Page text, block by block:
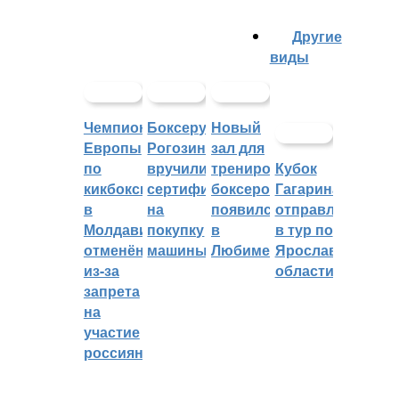
Чемпионат
Европы
по
кикбоксингу
в
Молдавии
отменён
из-за
запрета
на
участие
россиян
Боксеру
Рогозину
вручили
сертификат
на
покупку
машины
Новый
зал для
тренировок
боксеров
появился
в
Любиме
Другие
виды
Кубок
Гагарина
отправляется
в тур по
Ярославской
области